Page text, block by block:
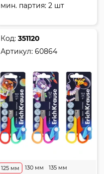
мин. партия: 2 шт
Код:351120
Артикул:60864
125 мм 130 мм
135 мм